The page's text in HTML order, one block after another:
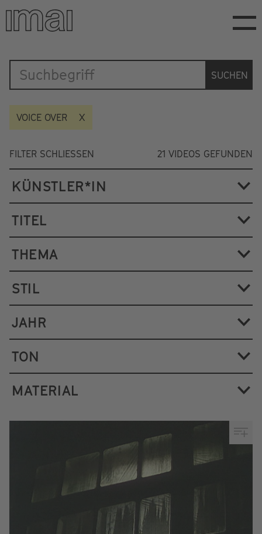
Direkt
zum
Inhalt
Katalog
SUCHEN
VOICE OVER
FILTER SCHLIESSEN 21 VIDEOS GEFUNDEN
KÜNSTLER*IN
TITEL
THEMA
STIL
JAHR
TON
MATERIAL